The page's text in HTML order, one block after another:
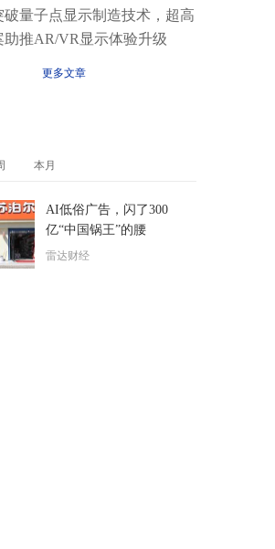
破量子点显示制造技术，超高
助推AR/VR显示体验升级
更多文章
本月
AI低俗广告，闪了300
亿“中国锅王”的腰
雷达财经